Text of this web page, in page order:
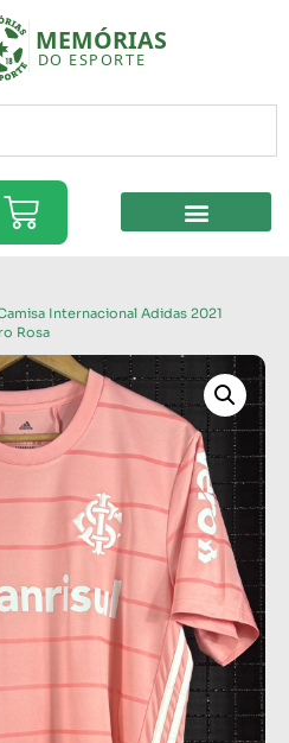
Internacional Adidas 2021
Rosa